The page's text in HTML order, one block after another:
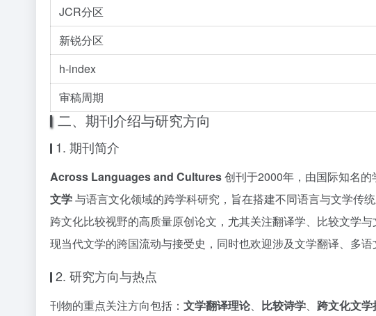
JCR分区
新锐分区
h-index
审稿周期
二、期刊介绍与研究方向
1. 期刊简介
Across Languages and Cultures创刊于2000年，由国际知名的
文学与语言文化领域的跨学科研究，旨在搭建不同语言与文学传
跨文化比较视野的高质量原创论文，尤其关注翻译学、比较文学
现当代文学的跨国流动与接受史，同时也欢迎涉及文学翻译、多语
2. 研究方向与热点
刊物的重点关注方向包括： 文学翻译理论、 比较诗学、 跨文化文学